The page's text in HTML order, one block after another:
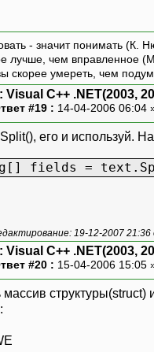
- значит понимать (К.
лучше, чем вправленное
скорее умереть, чем
Visual C++ .NET(2003,
#19 : 14-04-2006 06:04
его и используй.
fields =
19-12-2007
Visual C++ .NET(2003,
#20 : 15-04-2006 15:05
массив
: